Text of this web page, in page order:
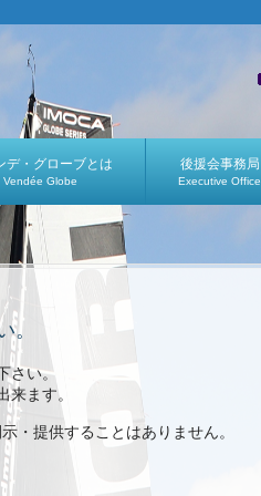
デ・グローブとは
Vendée Globe
後援会事務局
Executive Office
。
さい。
ます。
・提供することはありません。